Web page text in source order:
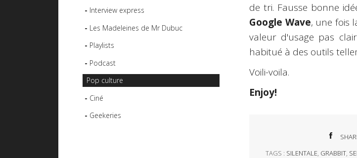
Interview express
Les Madeleines de Mr Dubuc
Playlists
Podcast
Pop culture
Ciné
Geekeries
de tri. Fausse bonne
Google Wave, une fois
valeur d'usage pas
habitué à des outils
Voili-voila.
Enjoy!
TAGS : SILENTALE, GRABBIT,